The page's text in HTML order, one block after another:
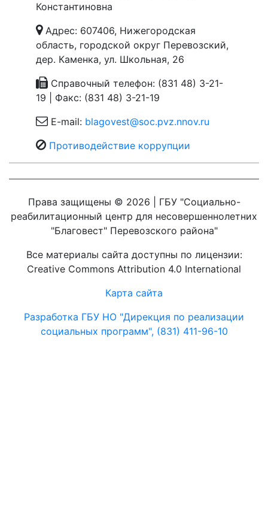
Константиновна
Адрес: 607406, Нижегородская
область, городской округ Перевозский,
дер. Каменка, ул. Школьная, 26
Справочный телефон: (831 48) 3-21-
19 | Факс: (831 48) 3-21-19
E-mail: blagovest@soc.pvz.nnov.ru
Противодействие коррупции
Права защищены © 2026 | ГБУ "Социально-
реабилитационный центр для несовершеннолетних
"Благовест" Перевозского района"
Все материалы сайта доступны по лицензии:
Creative Commons Attribution 4.0 International
Карта сайта
Разработка ГБУ НО "Дирекция по реализации
социальных программ", (831) 411-96-10